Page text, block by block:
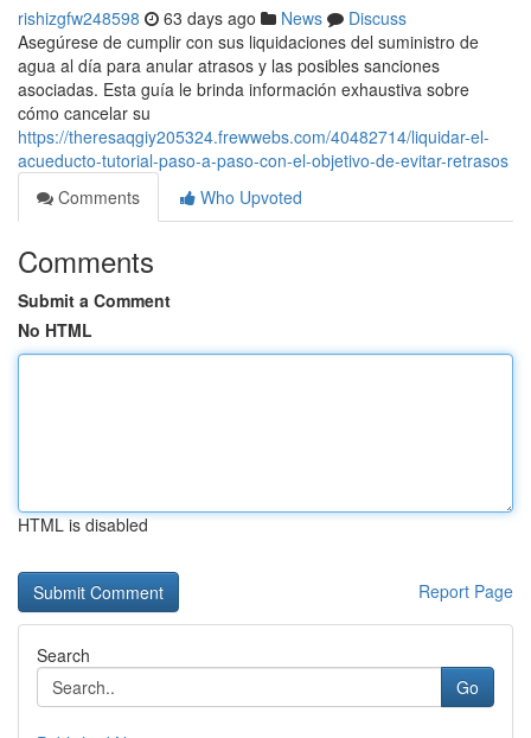
rishizgfw248598 63 days ago News
Discuss
Asegúrese de cumplir con sus liquidaciones del suministro de
agua al día para anular atrasos y las posibles sanciones
asociadas. Esta guía le brinda información exhaustiva sobre
cómo cancelar su
https://theresaqgiy205324.frewwebs.com/40482714/liquidar-el-
acueducto-tutorial-paso-a-paso-con-el-objetivo-de-evitar-retrasos
Comments
Who Upvoted
Comments
Submit a Comment
No HTML
HTML is disabled
Report Page
Search
Go